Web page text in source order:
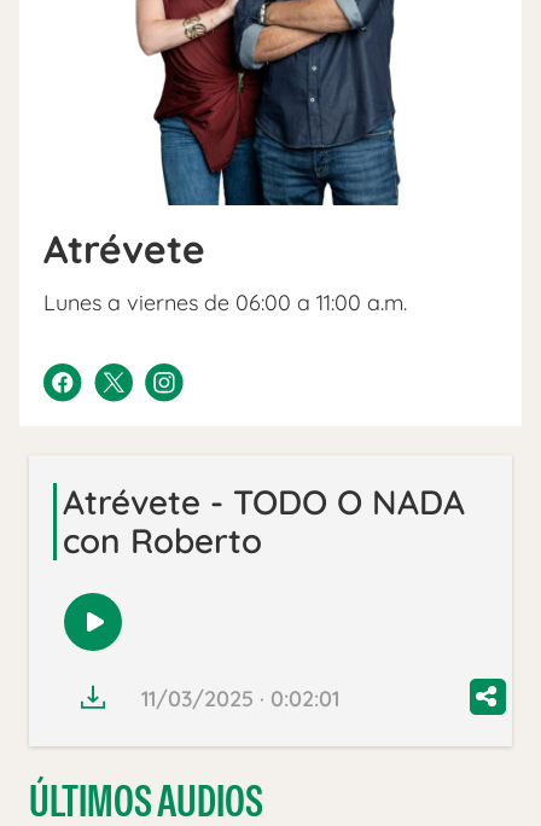
Atrévete
Lunes a viernes de 06:00 a 11:00 a.m.
Atrévete - TODO O NADA
con Roberto
Reproducir
audio
11/03/2025 · 0:02:01
ÚLTIMOS AUDIOS